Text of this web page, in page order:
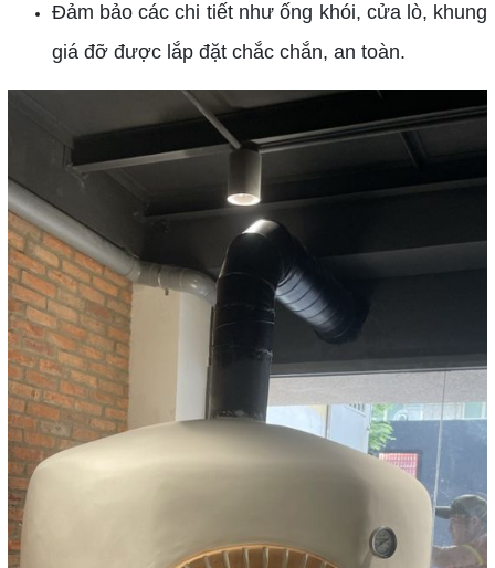
Đảm bảo các chi tiết như ống khói, cửa lò, khung
giá đỡ được lắp đặt chắc chắn, an toàn.